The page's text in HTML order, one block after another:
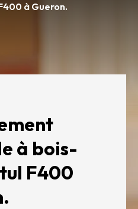
à Gueron.
à bois-
F400